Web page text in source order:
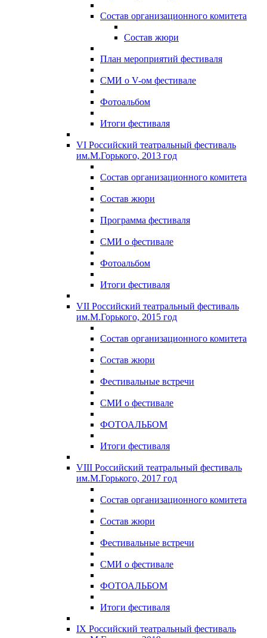
Состав организационного комитета
Состав жюри
План мероприятий фестиваля
СМИ о V-ом фестивале
Фотоальбом
Итоги фестиваля
VI Российский театральный фестиваль
им.М.Горького, 2013 год
Состав организационного комитета
Состав жюри
Программа фестиваля
СМИ о фестивале
Фотоальбом
Итоги фестиваля
VII Российский театральный фестиваль
им.М.Горького, 2015 год
Состав организационного комитета
Состав жюри
Фестивальные встречи
СМИ о фестивале
ФОТОАЛЬБОМ
Итоги фестиваля
VIII Российский театральный фестиваль
им.М.Горького, 2017 год
Состав организационного комитета
Состав жюри
Фестивальные встречи
СМИ о фестивале
ФОТОАЛЬБОМ
Итоги фестиваля
IX Российский театральный фестиваль